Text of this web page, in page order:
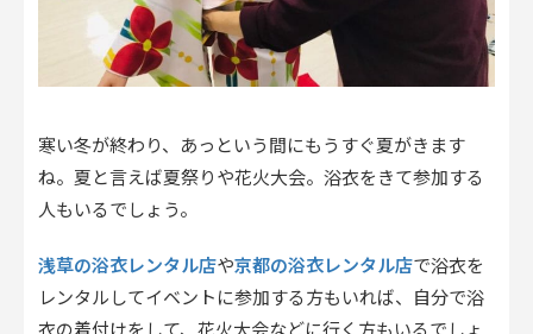
寒い冬が終わり、あっという間にもうすぐ夏がきます
ね。夏と言えば夏祭りや花火大会。浴衣をきて参加する
人もいるでしょう。
浅草の浴衣レンタル店や京都の浴衣レンタル店で浴衣を
レンタルしてイベントに参加する方もいれば、自分で浴